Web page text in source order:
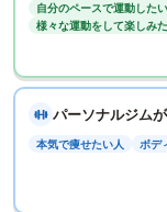
自分のペースで運動した
様々な運動をして楽しみ
パーソナルジム
本気で痩せたい人 ボデ